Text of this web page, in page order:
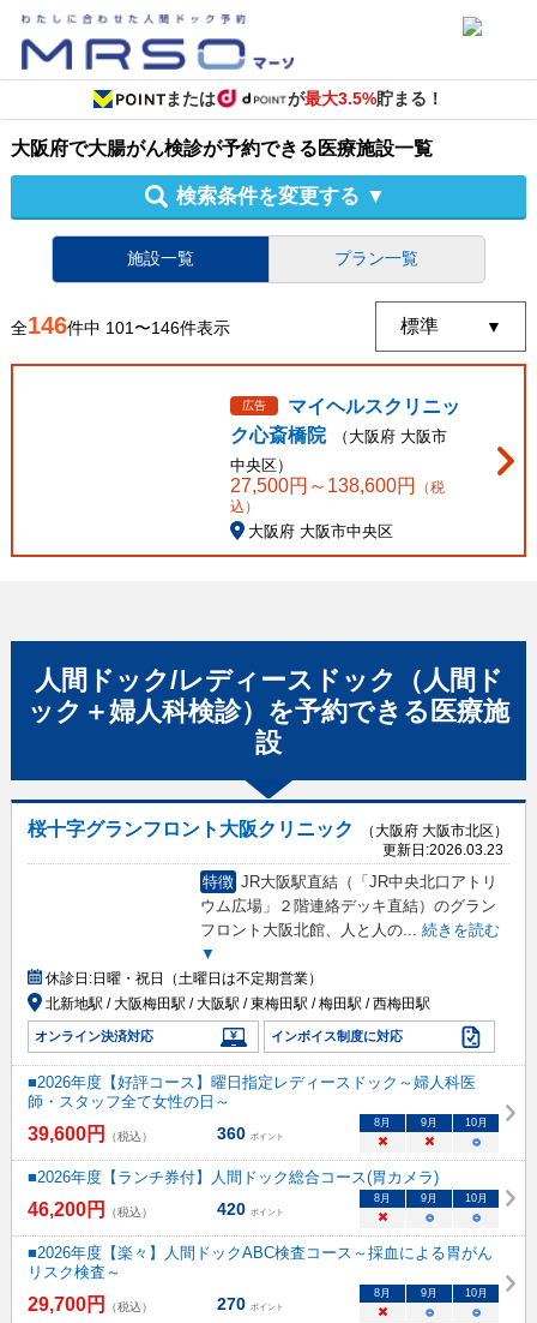
または が最大3.5%貯まる！
大阪府で大腸がん検診が予約できる医療施設一覧
検索条件を変更する ▼
施設一覧 プラン一覧
全146件中 101〜146件表示
広告
マイヘルスクリニッ
ク心斎橋院
（ 大阪府 大阪市
中央区）
27,500円～ 138,600円
（税
込）
大阪府 大阪市中央区
人間ドック/レディースドック（人間ド
ック＋婦人科検診） を予約できる 医療施
設
桜十字グランフロント大阪クリニック
（大阪府 大阪市北区）
更新日:2026.03.23
特徴 JR大阪駅直結（「JR中央北口アトリ
ウム広場」２階連絡デッキ直結）のグラン
フロント大阪北館、人と人の... 続きを読む
▼
休診日:日曜・祝日（土曜日は不定期営業）
北新地駅 / 大阪梅田駅 / 大阪駅 / 東梅田駅 / 梅田駅 / 西梅田駅
オンライン決済対応 インボイス制度に対応
■2026年度【好評コース】曜日指定レディースドック～婦人科医
師・スタッフ全て女性の日～
39,600円 （税込） 360 ポイント
8月 9月 10月
× × ○
■2026年度【ランチ券付】人間ドック総合コース(胃カメラ)
46,200円 （税込） 420 ポイント
8月 9月 10月
× ○ ○
■2026年度【楽々】人間ドックABC検査コース～採血による胃がん
リスク検査～
29,700円 （税込） 270 ポイント
8月 9月 10月
× ○ ○